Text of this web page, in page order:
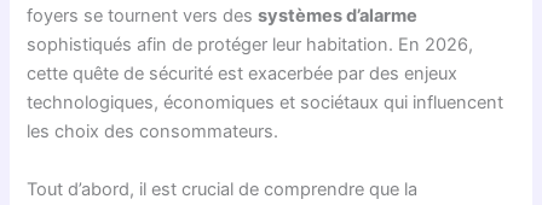
foyers se tournent vers dessystèmes d’alarme
sophistiqués afin de protéger leur habitation. En 2026,
cette quête de sécurité est exacerbée par des enjeux
technologiques, économiques et sociétaux qui influencent
les choix des consommateurs.
Tout d’abord, il est crucial de comprendre que la